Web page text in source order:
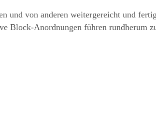
und von anderen weitergereicht und
Block-Anordnungen führen rundherum